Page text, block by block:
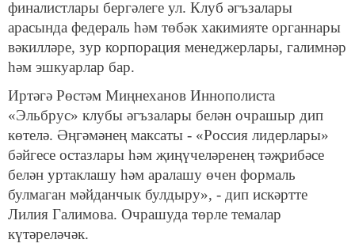
финалистлары бергәлеге ул. Клуб әгъзалары
арасында федераль һәм төбәк хакимияте органнары
вәкилләре, зур корпорация менеджерлары, галимнәр
һәм эшкуарлар бар.
Иртәгә Рөстәм Миңнеханов Иннополиста
«Эльбрус» клубы әгъзалары белән очрашыр дип
көтелә. Әңгәмәнең максаты - «Россия лидерлары»
бәйгесе остазлары һәм җиңүчеләренең тәҗрибәсе
белән уртаклашу һәм аралашу өчен формаль
булмаган мәйданчык булдыру», - дип искәртте
Лилия Галимова. Очрашуда төрле темалар
күтәреләчәк.